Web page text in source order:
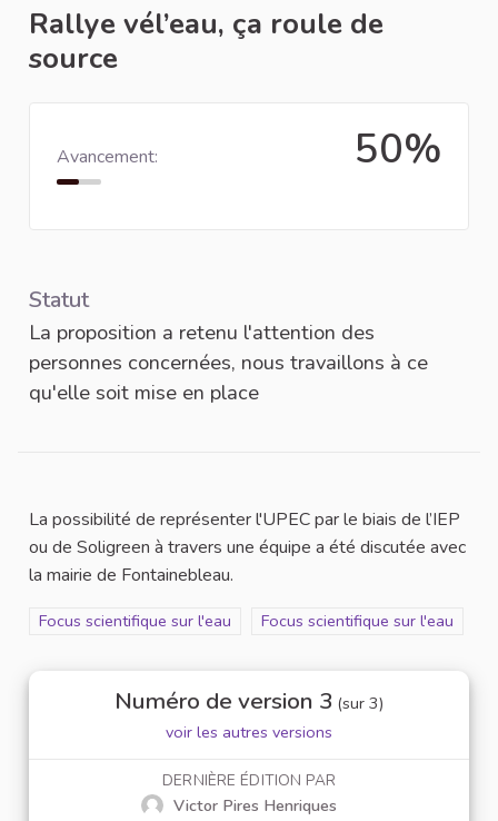
Rallye vél’eau, ça roule de
source
Avancement: 50%
Statut
La proposition a retenu l'attention des
personnes concernées, nous travaillons à ce
qu'elle soit mise en place
La possibilité de représenter l'UPEC par le biais de l’IEP
ou de Soligreen à travers une équipe a été discutée avec
la mairie de Fontainebleau.
Filtrer les résultats de la catégorie : Focus scientifique sur l'eau
Focus scientifique sur l'eau Filtrer les résultats pour le
Focus scientifique sur l'eau
Numéro de version 3 (sur 3)
voir les autres versions
DERNIÈRE ÉDITION PAR
Victor Pires Henriques